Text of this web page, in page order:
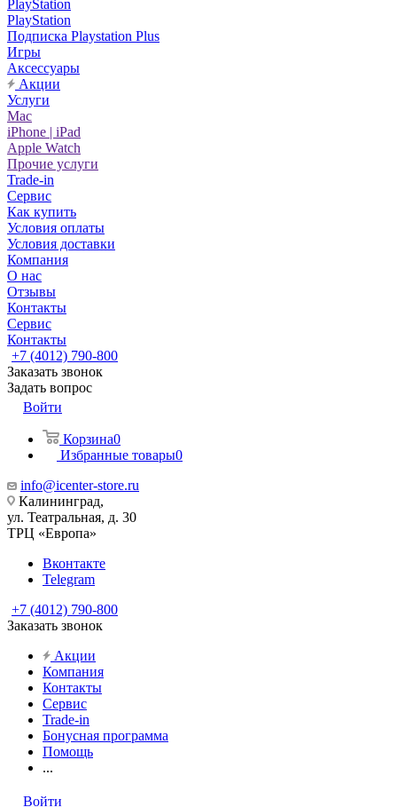
PlayStation
PlayStation
Подписка Playstation Plus
Игры
Аксессуары
Акции
Услуги
Mac
iPhone | iPad
Apple Watch
Прочие услуги
Trade-in
Сервис
Как купить
Условия оплаты
Условия доставки
Компания
О нас
Отзывы
Контакты
Сервис
Контакты
+7 (4012) 790-800
Заказать звонок
Задать вопрос
Войти
Корзина0
Избранные товары0
info@icenter-store.ru
Калининград,
ул. Театральная, д. 30
ТРЦ «Европа»
Вконтакте
Telegram
+7 (4012) 790-800
Заказать звонок
Акции
Компания
Контакты
Сервис
Trade-in
Бонусная программа
Помощь
...
Войти